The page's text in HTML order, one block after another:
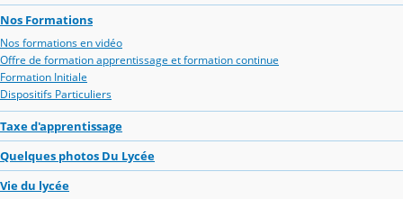
Nos Formations
Nos formations en vidéo
Offre de formation apprentissage et formation continue
Formation Initiale
Dispositifs Particuliers
Taxe d'apprentissage
Quelques photos Du Lycée
Vie du lycée